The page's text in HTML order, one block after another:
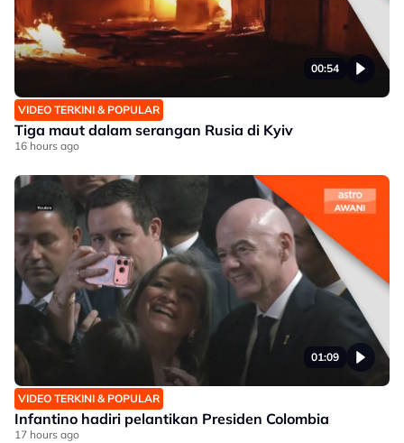
00:54
VIDEO TERKINI & POPULAR
Tiga maut dalam serangan Rusia di Kyiv
16 hours ago
01:09
VIDEO TERKINI & POPULAR
Infantino hadiri pelantikan Presiden Colombia
17 hours ago